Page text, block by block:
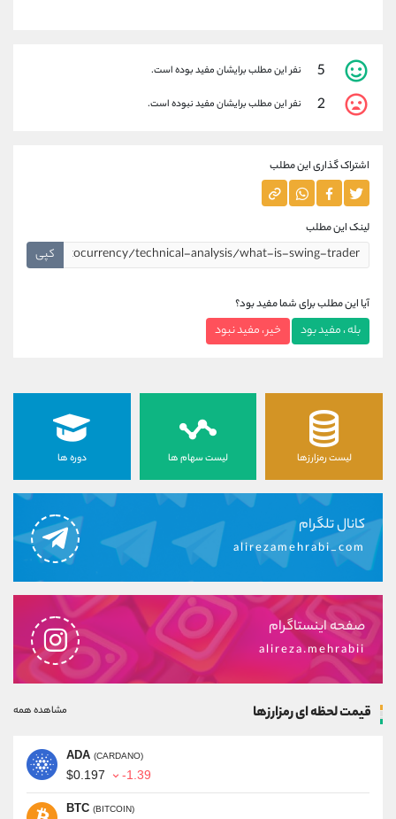
5 نفر این مطلب برایشان مفید بوده است.
2 نفر این مطلب برایشان مفید نبوده است.
اشتراک گذاری این مطلب
لینک این مطلب
کپی
آیا این مطلب برای شما مفید بود؟
بله ، مفید بود خیر ، مفید نبود
لیست رمزارزها لیست سهام ها دوره ها
کانال تلگرام
alirezamehrabi_com
صفحه اینستاگرام
alireza.mehrabii
قیمت لحظه ای رمزارزها مشاهده همه
ADA (CARDANO)
$0.197 -1.39
BTC (BITCOIN)